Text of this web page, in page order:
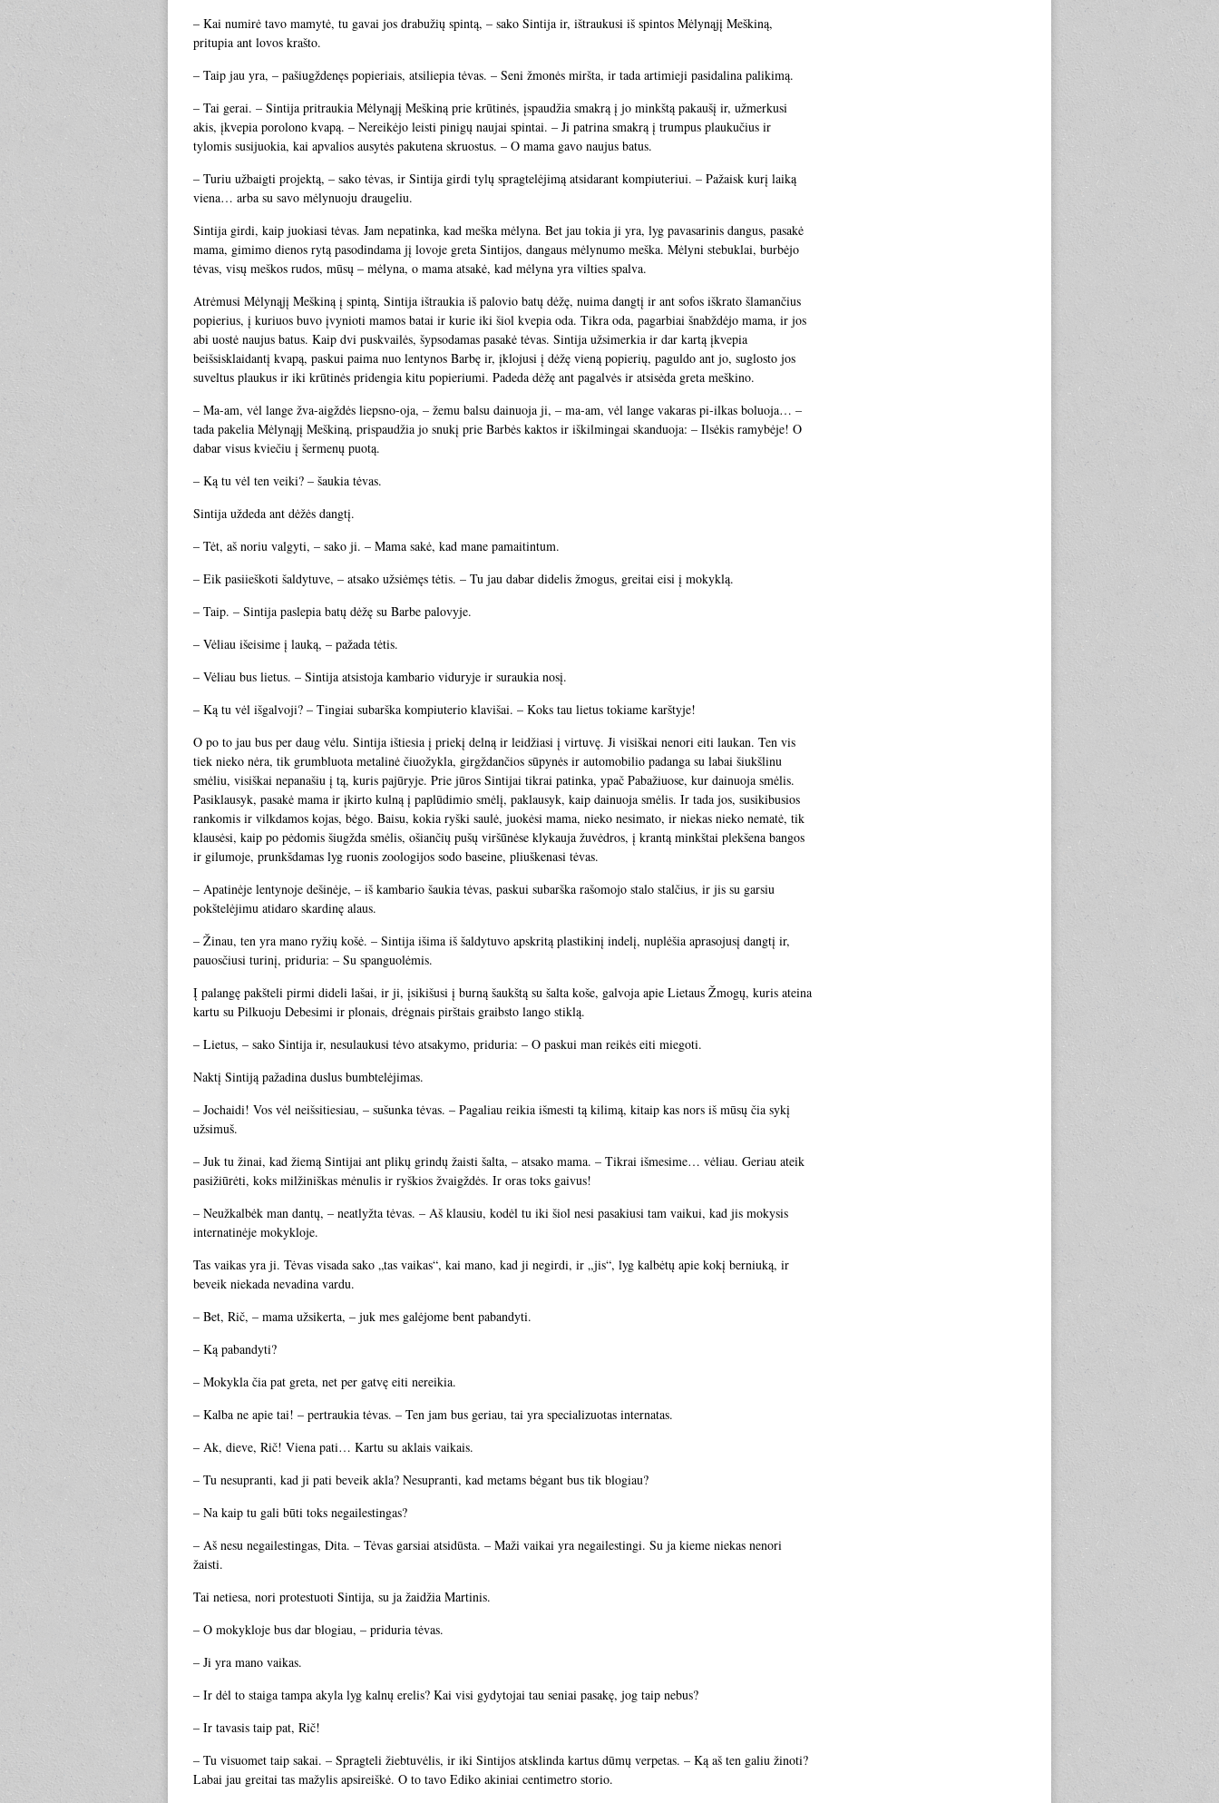
– Kai numirė tavo mamytė, tu gavai jos drabužių spintą, – sako Sintija ir, ištraukusi iš spintos Mėlynąjį Meškiną,
pritupia ant lovos krašto.
– Taip jau yra, – pašiugždenęs popieriais, atsiliepia tėvas. – Seni žmonės miršta, ir tada artimieji pasidalina palikimą.
– Tai gerai. – Sintija pritraukia Mėlynąjį Meškiną prie krūtinės, įspaudžia smakrą į jo minkštą pakaušį ir, užmerkusi
akis, įkvepia porolono kvapą. – Nereikėjo leisti pinigų naujai spintai. – Ji patrina smakrą į trumpus plaukučius ir
tylomis susijuokia, kai apvalios ausytės pakutena skruostus. – O mama gavo naujus batus.
– Turiu užbaigti projektą, – sako tėvas, ir Sintija girdi tylų spragtelėjimą atsidarant kompiuteriui. – Pažaisk kurį laiką
viena… arba su savo mėlynuoju draugeliu.
Sintija girdi, kaip juokiasi tėvas. Jam nepatinka, kad meška mėlyna. Bet jau tokia ji yra, lyg pavasarinis dangus, pasakė
mama, gimimo dienos rytą pasodindama jį lovoje greta Sintijos, dangaus mėlynumo meška. Mėlyni stebuklai, burbėjo
tėvas, visų meškos rudos, mūsų – mėlyna, o mama atsakė, kad mėlyna yra vilties spalva.
Atrėmusi Mėlynąjį Meškiną į spintą, Sintija ištraukia iš palovio batų dėžę, nuima dangtį ir ant sofos iškrato šlamančius
popierius, į kuriuos buvo įvynioti mamos batai ir kurie iki šiol kvepia oda. Tikra oda, pagarbiai šnabždėjo mama, ir jos
abi uostė naujus batus. Kaip dvi puskvailės, šypsodamas pasakė tėvas. Sintija užsimerkia ir dar kartą įkvepia
beišsisklaidantį kvapą, paskui paima nuo lentynos Barbę ir, įklojusi į dėžę vieną popierių, paguldo ant jo, suglosto jos
suveltus plaukus ir iki krūtinės pridengia kitu popieriumi. Padeda dėžę ant pagalvės ir atsisėda greta meškino.
– Ma-am, vėl lange žva-aigždės liepsno-oja, – žemu balsu dainuoja ji, – ma-am, vėl lange vakaras pi-ilkas boluoja… –
tada pakelia Mėlynąjį Meškiną, prispaudžia jo snukį prie Barbės kaktos ir iškilmingai skanduoja: – Ilsėkis ramybėje! O
dabar visus kviečiu į šermenų puotą.
– Ką tu vėl ten veiki? – šaukia tėvas.
Sintija uždeda ant dėžės dangtį.
– Tėt, aš noriu valgyti, – sako ji. – Mama sakė, kad mane pamaitintum.
– Eik pasiieškoti šaldytuve, – atsako užsiėmęs tėtis. – Tu jau dabar didelis žmogus, greitai eisi į mokyklą.
– Taip. – Sintija paslepia batų dėžę su Barbe palovyje.
– Vėliau išeisime į lauką, – pažada tėtis.
– Vėliau bus lietus. – Sintija atsistoja kambario viduryje ir suraukia nosį.
– Ką tu vėl išgalvoji? – Tingiai subarška kompiuterio klavišai. – Koks tau lietus tokiame karštyje!
O po to jau bus per daug vėlu. Sintija ištiesia į priekį delną ir leidžiasi į virtuvę. Ji visiškai nenori eiti laukan. Ten vis
tiek nieko nėra, tik grumbluota metalinė čiuožykla, girgždančios sūpynės ir automobilio padanga su labai šiukšlinu
smėliu, visiškai nepanašiu į tą, kuris pajūryje. Prie jūros Sintijai tikrai patinka, ypač Pabažiuose, kur dainuoja smėlis.
Pasiklausyk, pasakė mama ir įkirto kulną į paplūdimio smėlį, paklausyk, kaip dainuoja smėlis. Ir tada jos, susikibusios
rankomis ir vilkdamos kojas, bėgo. Baisu, kokia ryški saulė, juokėsi mama, nieko nesimato, ir niekas nieko nematė, tik
klausėsi, kaip po pėdomis šiugžda smėlis, ošiančių pušų viršūnėse klykauja žuvėdros, į krantą minkštai plekšena bangos
ir gilumoje, prunkšdamas lyg ruonis zoologijos sodo baseine, pliuškenasi tėvas.
– Apatinėje lentynoje dešinėje, – iš kambario šaukia tėvas, paskui subarška rašomojo stalo stalčius, ir jis su garsiu
pokštelėjimu atidaro skardinę alaus.
– Žinau, ten yra mano ryžių košė. – Sintija išima iš šaldytuvo apskritą plastikinį indelį, nuplėšia aprasojusį dangtį ir,
pauosčiusi turinį, priduria: – Su spanguolėmis.
Į palangę pakšteli pirmi dideli lašai, ir ji, įsikišusi į burną šaukštą su šalta koše, galvoja apie Lietaus Žmogų, kuris ateina
kartu su Pilkuoju Debesimi ir plonais, drėgnais pirštais graibsto lango stiklą.
– Lietus, – sako Sintija ir, nesulaukusi tėvo atsakymo, priduria: – O paskui man reikės eiti miegoti.
Naktį Sintiją pažadina duslus bumbtelėjimas.
– Jochaidi! Vos vėl neišsitiesiau, – sušunka tėvas. – Pagaliau reikia išmesti tą kilimą, kitaip kas nors iš mūsų čia sykį
užsimuš.
– Juk tu žinai, kad žiemą Sintijai ant plikų grindų žaisti šalta, – atsako mama. – Tikrai išmesime… vėliau. Geriau ateik
pasižiūrėti, koks milžiniškas mėnulis ir ryškios žvaigždės. Ir oras toks gaivus!
– Neužkalbėk man dantų, – neatlyžta tėvas. – Aš klausiu, kodėl tu iki šiol nesi pasakiusi tam vaikui, kad jis mokysis
internatinėje mokykloje.
Tas vaikas yra ji. Tėvas visada sako „tas vaikas“, kai mano, kad ji negirdi, ir „jis“, lyg kalbėtų apie kokį berniuką, ir
beveik niekada nevadina vardu.
– Bet, Rič, – mama užsikerta, – juk mes galėjome bent pabandyti.
– Ką pabandyti?
– Mokykla čia pat greta, net per gatvę eiti nereikia.
– Kalba ne apie tai! – pertraukia tėvas. – Ten jam bus geriau, tai yra specializuotas internatas.
– Ak, dieve, Rič! Viena pati… Kartu su aklais vaikais.
– Tu nesupranti, kad ji pati beveik akla? Nesupranti, kad metams bėgant bus tik blogiau?
– Na kaip tu gali būti toks negailestingas?
– Aš nesu negailestingas, Dita. – Tėvas garsiai atsidūsta. – Maži vaikai yra negailestingi. Su ja kieme niekas nenori
žaisti.
Tai netiesa, nori protestuoti Sintija, su ja žaidžia Martinis.
– O mokykloje bus dar blogiau, – priduria tėvas.
– Ji yra mano vaikas.
– Ir dėl to staiga tampa akyla lyg kalnų erelis? Kai visi gydytojai tau seniai pasakę, jog taip nebus?
– Ir tavasis taip pat, Rič!
– Tu visuomet taip sakai. – Spragteli žiebtuvėlis, ir iki Sintijos atsklinda kartus dūmų verpetas. – Ką aš ten galiu žinoti?
Labai jau greitai tas mažylis apsireiškė. O to tavo Ediko akiniai centimetro storio.